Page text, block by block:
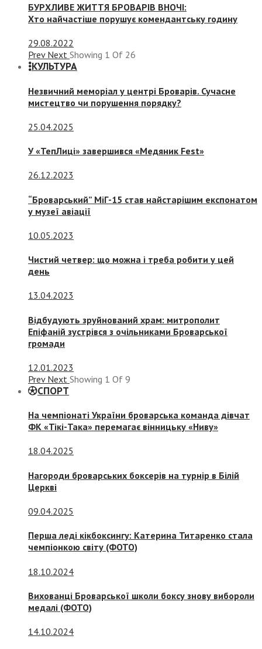
БУРХЛИВЕ ЖИТТЯ БРОВАРІВ ВНОЧІ:
Хто найчастіше порушує комендантську годину
29.08.2022
Prev Next Showing 1 Of 26
КУЛЬТУРА
Незвичний меморіал у центрі Броварів. Сучасне
мистецтво чи порушення порядку?
25.04.2025
У «ТепЛиці» завершився «Медяник Fest»
26.12.2023
“Броварський” МіГ-15 став найстарішим експонатом
у музеї авіації
10.05.2023
Чистий четвер: що можна і треба робити у цей
день
13.04.2023
Відбудують зруйнований храм: митрополит
Епіфаній зустрівся з очільниками Броварської
громади
12.01.2023
Prev Next Showing 1 Of 9
СПОРТ
На чемпіонаті України броварська команда дівчат
ФК «Тікі-Така» перемагає вінницьку «Ниву»
18.04.2025
Нагороди броварських боксерів на турнір в Білій
Церкві
09.04.2025
Перша леді кікбоксингу: Катерина Титаренко стала
чемпіонкою світу (ФОТО)
18.10.2024
Вихованці Броварської школи боксу знову вибороли
медалі (ФОТО)
14.10.2024